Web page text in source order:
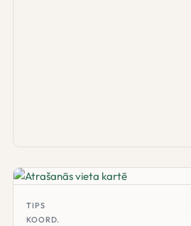
TIPS
KOORD.